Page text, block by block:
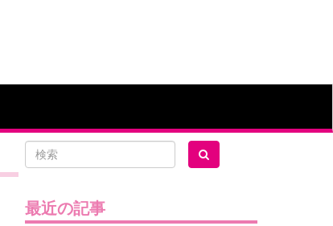
最近の記事